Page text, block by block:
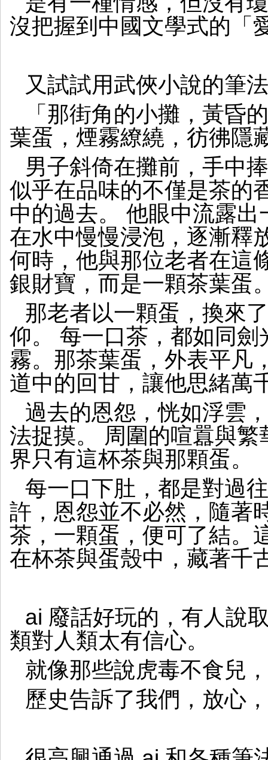
沒把握到中國文學式的「
又試試用武俠小說的筆
「那街角的小攤，黃昏
葉蛋，煙霧繚繞，彷彿隱
男子斜倚在攤前，手中
似乎在品味的不僅是茶的
中的過去。 他眼中流露
在水中慢慢浸泡，逐漸釋
何時，他與那位老者在這
銀財寶，而是一顆茶葉蛋
那老者以一顆蛋，換來
仰。 每一口茶，都如同
霧。那茶葉蛋，外表平凡
道中的回甘，讓他思緒萬
過去的恩怨，恍如浮雲
法捉摸。 周圍的喧囂與
界只有這杯茶與那顆蛋。
每一口下肚，都是對過
許，恩怨並不必然，隨著
茶，一顆蛋，便可了結。
在杯茶與蛋殼中，藏著千
ai 廢話好玩的，有人說
類對人類太有信心。
就像那些說虎毒不食兒
歷史告訴了我們，放心